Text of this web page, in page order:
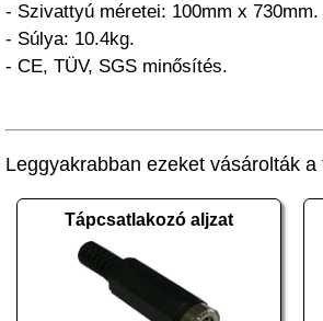
- Szivattyú méretei: 100mm x 730mm.
- Súlya: 10.4kg.
- CE, TÜV, SGS minősítés.
Leggyakrabban ezeket vásárolták a
Tápcsatlakozó aljzat